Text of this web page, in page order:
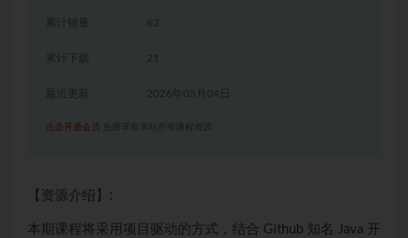
累计销量 62
累计下载 21
2026年05月04日
点击开通会员 免费享有本站所有课程资源
【资源介绍】:
本期课程将采用项目驱动的方式，结合 Github 知名 Java 开